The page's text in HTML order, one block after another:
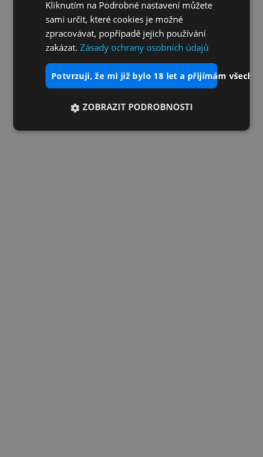
Kliknutím na Podrobné nastavení můžete
sami určit, které cookies je možné
zpracovávat, popřípadě jejich používání
zakázat.Zásady ochrany osobních údajů
potvrzuji, že mi již bylo 18 let a přijímám
ZOBRAZIT PODROBNOSTI